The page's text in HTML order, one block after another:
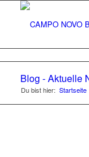
STUDY-
Das neue
eine
Blog - Aktuelle
Du bist hier: Startseite